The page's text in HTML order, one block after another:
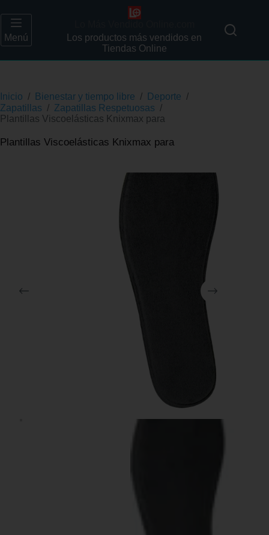
Menú
Los productos más vendidos en
Tiendas Online
Inicio / Bienestar y tiempo libre / Deporte /
Zapatillas / Zapatillas Respetuosas /
Plantillas Viscoelásticas Knixmax para
Plantillas Viscoelásticas Knixmax para